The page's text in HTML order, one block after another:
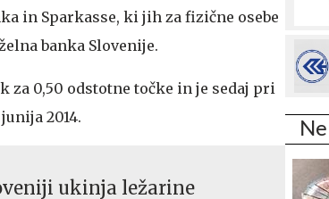
in Sparkasse, ki jih za fizične osebe
banka Slovenije.
za 0,50 odstotne točke in je sedaj pri
2014.
ukinja ležarine